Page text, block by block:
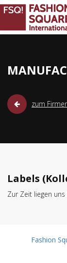
zum
Labels
Zur Zeit liegen
Fashion